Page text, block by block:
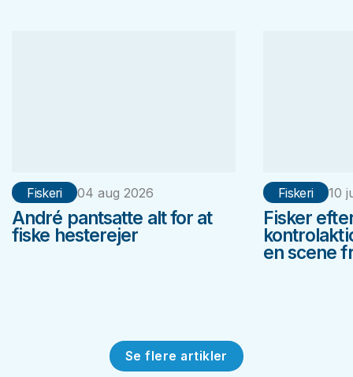
Fiskeri 04 aug 2026
André pantsatte alt for at
fiske hesterejer
Fiskeri 10
Fisker
en scene
Se flere artikler